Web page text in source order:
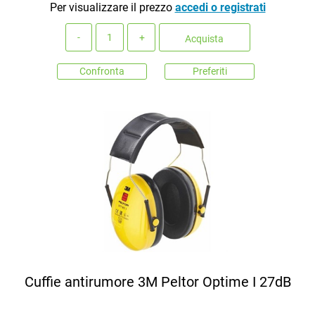
Per visualizzare il prezzo accedi o registrati
Acquista
Confronta Preferiti
Cuffie antirumore 3M Peltor Optime I 27dB